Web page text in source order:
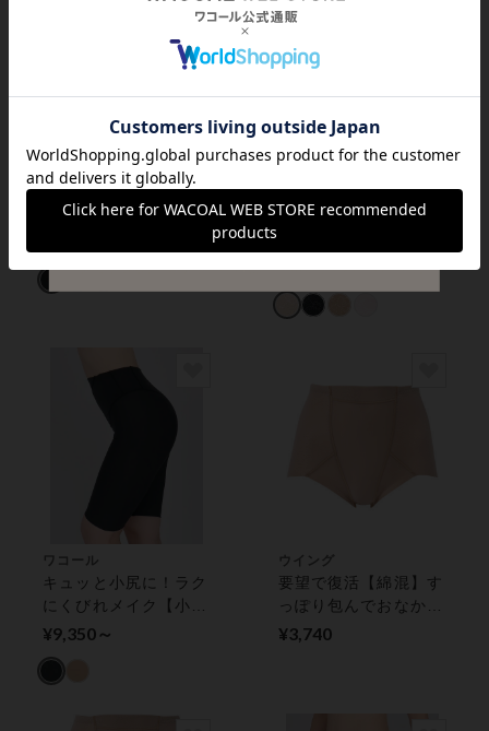
ウイング／フフ
ヒップを寄せ集めて立
体的に♪おなかすっき
通気性のある綿混メッ
¥5,390～
ワコール
キュッと小尻に！ラク
にくびれメイク【小さ
く見せるガードル】
¥9,350～
ウイング
要望で復活【綿混】す
っぽり包んでおなか押
さえ【綿混ソフトパン
¥3,740